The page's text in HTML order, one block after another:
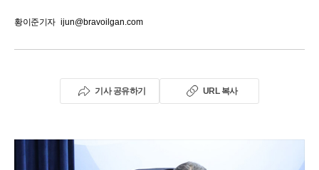
황이준기자 ijun@bravoilgan.com
기사 공유하기 URL 복사